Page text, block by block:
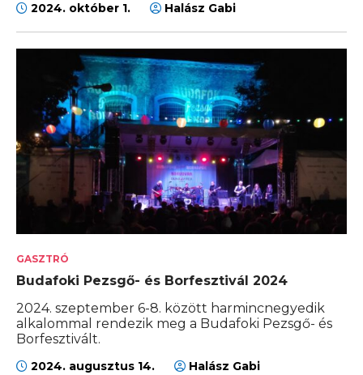
2024. október 1. Halász Gabi
GASZTRÓ
Budafoki Pezsgő- és Borfesztivál 2024
2024. szeptember 6-8. között harmincnegyedik
alkalommal rendezik meg a Budafoki Pezsgő- és
Borfesztivált.
2024. augusztus 14. Halász Gabi